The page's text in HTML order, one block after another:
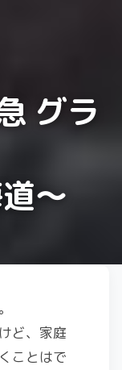
グラ
〜
ど、家庭
ことはで